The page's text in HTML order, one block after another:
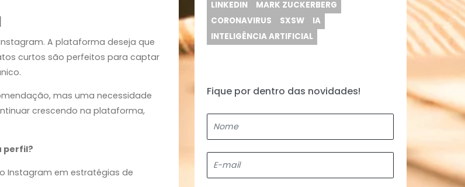
O Instagram agora valoriza muito
uma linha editorial clara e um nicho bem
o que você produz, maior será o
pelo Instagram. A plataforma deseja que
formatos curtos são perfeitos para captar
orgânico.
AGÊNCIA ONLINE
APLICATIVO
REDE SOCIAL VAGAS BLOG
VAGA REDES ON MARKETING COMPRA
PERFORMANCE
PANDEMIA
LINKEDIN
MARK ZUCKERBERG
CORONAVIRUS
SXSW
IA